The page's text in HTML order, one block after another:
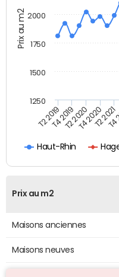
Prix au m2
Haut-Rhin
T2 2019T4 2019T2 2020T4 2020T2 2021
1250
1500
1750
2000
Prix au m2
Maisons anciennes
Maisons neuves